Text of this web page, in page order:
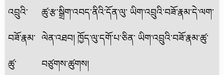
འབྲུའི་
བཟོ་རྣམ་
ཚུ་
ཚུ་རྩ་སྒྲིག་འབད་ནིའི་དོན་ལུ་ ཡིག་འབྲུའི་བཟོ་རྣམ་དེ་ལག་
ལེན་འཐབ། ཁྱོད་ལུ་དགོ་པ་ཅིན་ ཡིག་འབྲུའི་བཟོ་རྣམ་ཚུ་
བཙུགས་ཚུགས།